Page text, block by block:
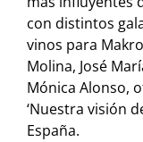
con distintos
vinos para
Molina, José
Mónica Alonso,
‘Nuestra visión
España.